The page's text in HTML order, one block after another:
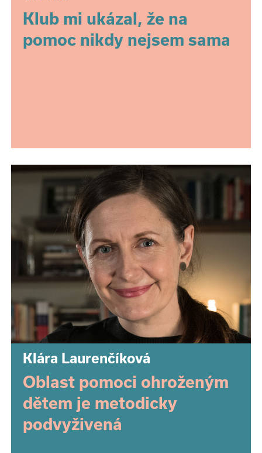
Klub mi ukázal, že na
pomoc nikdy nejsem sama
Klára Laurenčíková
Oblast pomoci ohroženým
dětem je metodicky
podvyživená